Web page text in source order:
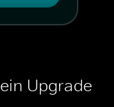
Upgrade